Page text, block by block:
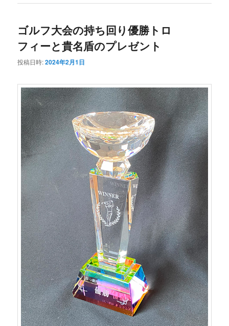
ゴルフ大会の持ち回り優勝トロ
フィーと貴名盾のプレゼント
投稿日時:2024年2月1日